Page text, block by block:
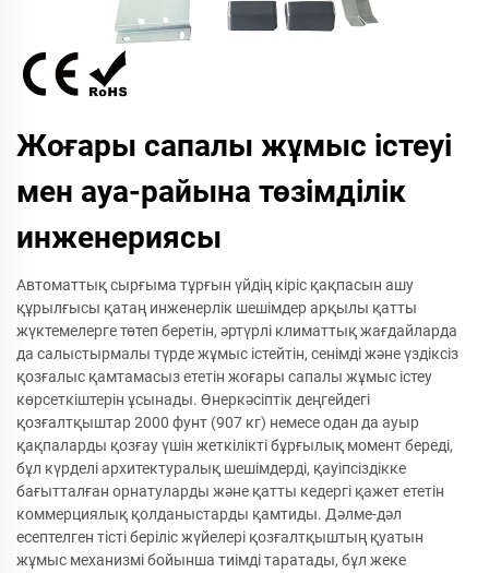
Жоғары сапалы жұмыс істеуі
мен ауа-райына төзімділік
инженериясы
Автоматтық сырғыма тұрғын үйдің кіріс қақпасын ашу
құрылғысы қатаң инженерлік шешімдер арқылы қатты
жүктемелерге төтеп беретін, әртүрлі климаттық жағдайларда
да салыстырмалы түрде жұмыс істейтін, сенімді және үздіксіз
қозғалыс қамтамасыз ететін жоғары сапалы жұмыс істеу
көрсеткіштерін ұсынады. Өнеркәсіптік деңгейдегі
қозғалтқыштар 2000 фунт (907 кг) немесе одан да ауыр
қақпаларды қозғау үшін жеткілікті бұрғылық момент береді,
бұл күрделі архитектуралық шешімдерді, қауіпсіздікке
бағытталған орнатуларды және қатты кедергі қажет ететін
коммерциялық қолданыстарды қамтиды. Дәлме-дәл
есептелген тісті беріліс жүйелері қозғалтқыштың қуатын
жұмыс механизмі бойынша тиімді таратады, бұл жеке